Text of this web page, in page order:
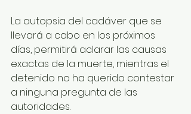
La autopsia del cadáver que se
llevará a cabo en los próximos
días, permitirá aclarar las causas
exactas de la muerte, mientras el
detenido no ha querido contestar
a ninguna pregunta de las
autoridades.